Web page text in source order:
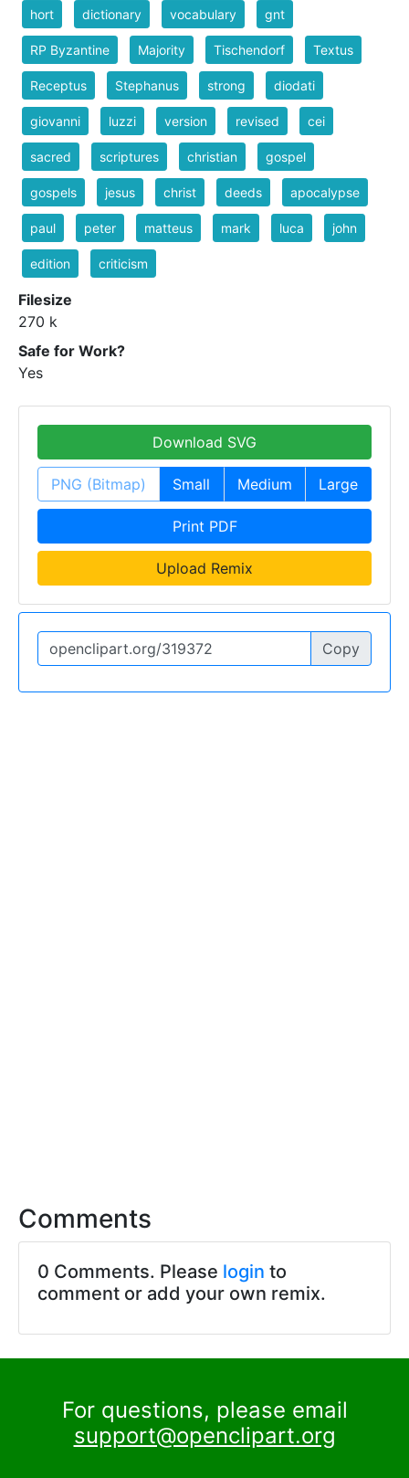
hort dictionary vocabulary gnt
RP Byzantine Majority Tischendorf Textus
Receptus Stephanus strong diodati
giovanni luzzi version revised cei
sacred scriptures christian gospel
gospels jesus christ deeds apocalypse
paul peter matteus mark luca john
edition criticism
Filesize
270 k
Safe for Work?
Yes
Download SVG
PNG (Bitmap) Small Medium Large
Print PDF
Upload Remix
Copy
Comments
0 Comments. Please login to
comment or add your own remix.
For questions, please email
support@openclipart.org